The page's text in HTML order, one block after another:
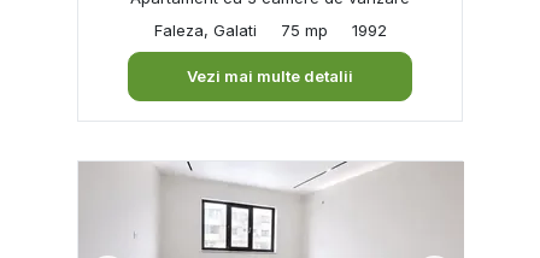
Faleza, Galati
75 mp 1992
Vezi mai multe detalii